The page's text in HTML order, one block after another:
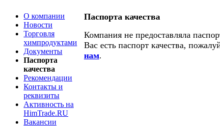
О компании
Новости
Торговля
химпродуктами
Документы
Паспорта
качества
Рекомендации
Контакты и
реквизиты
Активность на
HimTrade.RU
Вакансии
Паспорта качества
Компания не предоставляла
Вас есть паспорт качества,
нам.